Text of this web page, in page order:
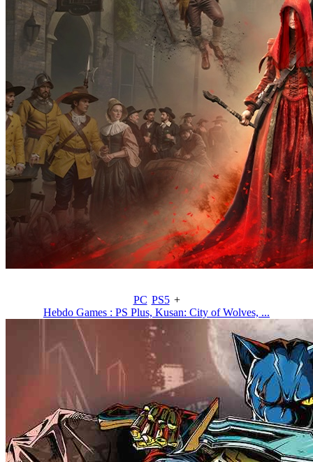
PC PS5 +
Hebdo Games : PS Plus, Kusan: City of Wolves, ...